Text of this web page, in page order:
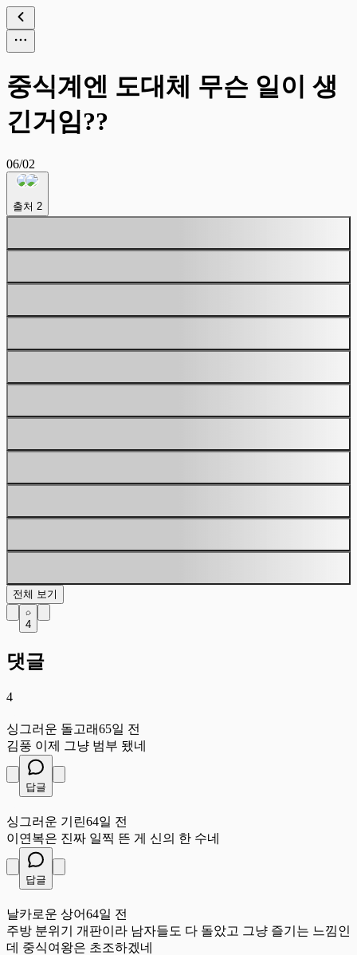
중식계엔 도대체 무슨 일이 생
긴거임??
06/02
출처 2
전체 보기
4
댓글
4
싱그러운 돌고래65일 전
김풍 이제 그냥 범부 됐네
답글
싱그러운 기린64일 전
이연복은 진짜 일찍 뜬 게 신의 한 수네
답글
날카로운 상어64일 전
주방 분위기 개판이라 남자들도 다 돌았고 그냥 즐기는 느낌인
데 중식여왕은 초조하겠네